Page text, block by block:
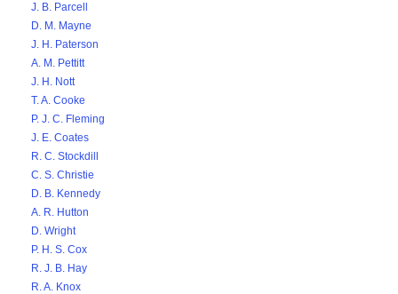
J. B. Parcell
D. M. Mayne
J. H. Paterson
A. M. Pettitt
J. H. Nott
T. A. Cooke
P. J. C. Fleming
J. E. Coates
R. C. Stockdill
C. S. Christie
D. B. Kennedy
A. R. Hutton
D. Wright
P. H. S. Cox
R. J. B. Hay
R. A. Knox